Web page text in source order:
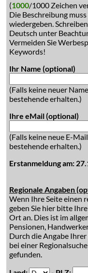
(1000/1000 Zeichen
Die Beschreibung
wiedergeben.
Deutsch unter
Vermeiden Sie
Keywords!
Ihr Name (optional)
(Falls keine neuer
bestehende erhalten.)
Ihre eMail (optional)
(Falls keine neue E-
bestehende erhalten.)
Erstanmeldung am:
Regionale Angaben
Wenn Ihre Seite einen
geben Sie hier bitte
Ort an. Dies ist im
Pensionen,
Durch die Angabe
bei einer
gefunden.